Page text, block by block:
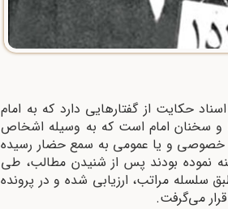
حکایت از گفتارهایی دارد که به امام
و سخنان امام است که به وسیله اشخاص
خصوصی و یا عمومی به سمع حضار رسیده
نموده بودند پس از شنیدن مطالب، طی
سلسله مراتب، ارزیابی شده و در پرونده
می‌گرفت.